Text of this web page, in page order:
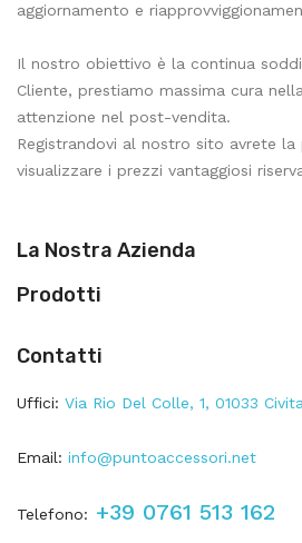
aggiornamento e
Il nostro obiettivo è la continua
Cliente, prestiamo massima cura
attenzione nel post-vendita.
Registrandovi al nostro sito avrete la
visualizzare i prezzi vantaggiosi
La Nostra Azienda
Prodotti
Contatti
Uffici: Via Rio Del Colle, 1, 01033
Email: info@puntoaccessori.net
Telefono: +39 0761 513 162